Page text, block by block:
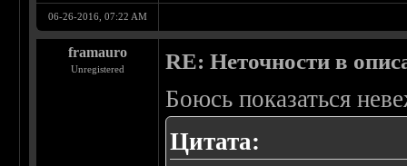
06-26-2016, 07:22 AM
framauro
Unregistered RE: Неточности в
Боюсь показаться
Цитата: